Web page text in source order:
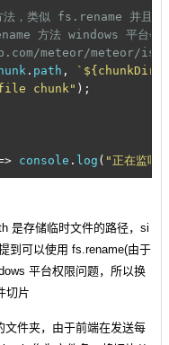
类似 fs.rename 并且跨
方法 windows 平台会有
meteor/meteor/
. path ,
chunk" );
console . log ( "正在监听
是存储临时文件的路径，si
到可以使用 fs.rename(由于
平台权限问题，所以换
切片
文件夹，由于前端在发送每